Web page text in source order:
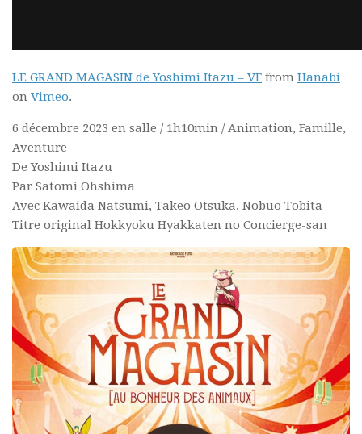
LE GRAND MAGASIN de Yoshimi Itazu – VF from Hanabi
on Vimeo.
6 décembre 2023 en salle / 1h10min / Animation, Famille,
Aventure
De Yoshimi Itazu
Par Satomi Ohshima
Avec Kawaida Natsumi, Takeo Otsuka, Nobuo Tobita
Titre original Hokkyoku Hyakkaten no Concierge-san